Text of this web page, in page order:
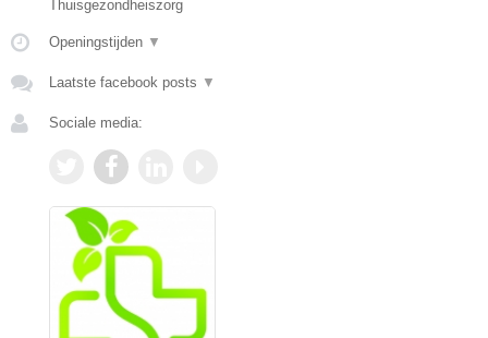
Thuisgezondheiszorg
Openingstijden ▼
Laatste facebook posts ▼
Sociale media: